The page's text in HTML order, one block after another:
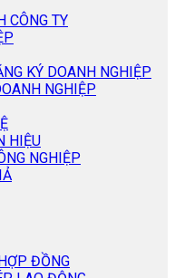
CÔNG TY
KÝ DOANH NGHIỆP
NGHIỆP
HIỆU
NGHIỆP
ĐỒNG